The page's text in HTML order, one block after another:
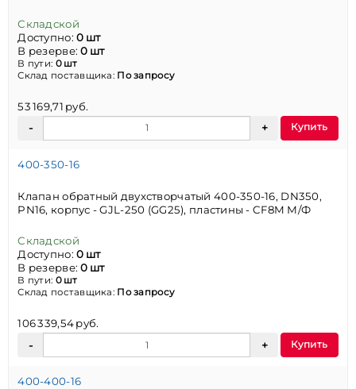
Складской
Доступно:0 шт
В резерве:0 шт
В пути: 0 шт
Склад поставщика: По запросу
53 169,71 руб.
Купить
400-350-16
Клапан обратный двухстворчатый 400-350-16, DN350,
PN16, корпус - GJL-250 (GG25), пластины - CF8M М/Ф
Складской
Доступно:0 шт
В резерве:0 шт
В пути: 0 шт
Склад поставщика: По запросу
106 339,54 руб.
Купить
400-400-16